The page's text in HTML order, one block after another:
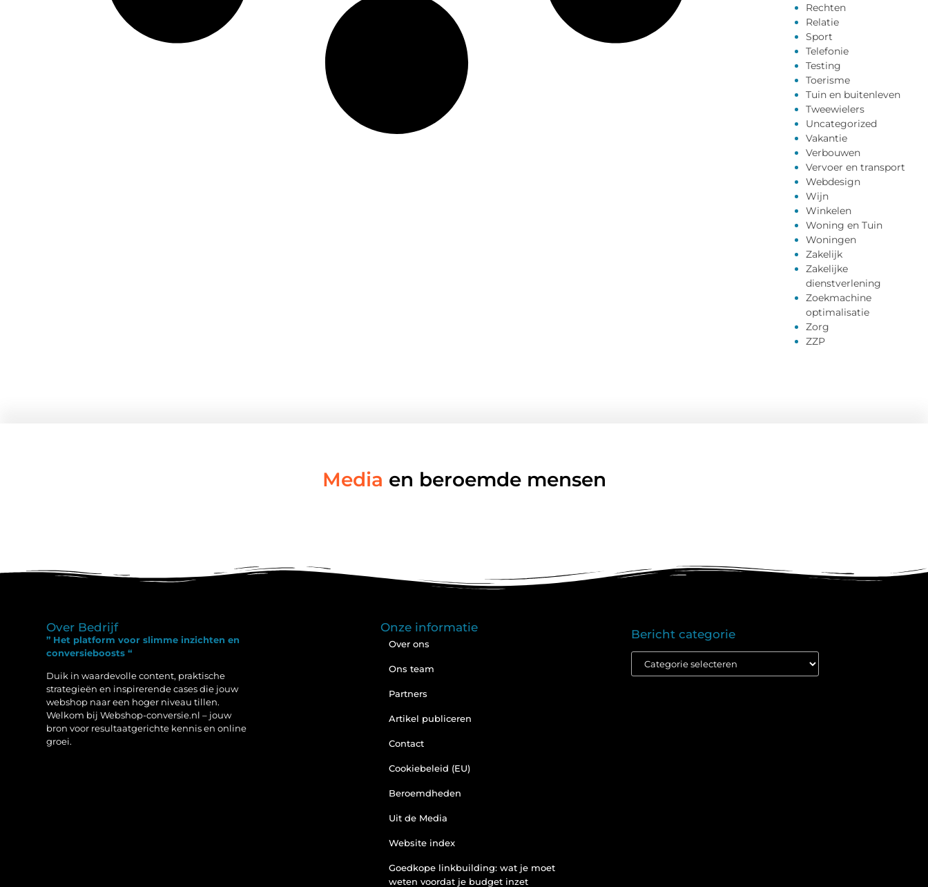
Rechten
Relatie
Sport
Telefonie
Testing
Toerisme
Tuin en buitenleven
Tweewielers
Uncategorized
Vakantie
Verbouwen
Vervoer en transport
Webdesign
Wijn
Winkelen
Woning en Tuin
Woningen
Zakelijk
Zakelijke
dienstverlening
Zoekmachine
optimalisatie
Zorg
ZZP
Media en beroemde mensen
Over Bedrijf
” Het platform voor slimme inzichten en
conversieboosts “
Duik in waardevolle content, praktische
strategieën en inspirerende cases die jouw
webshop naar een hoger niveau tillen.
Welkom bij Webshop-conversie.nl – jouw
bron voor resultaatgerichte kennis en online
groei.
Onze informatie
Over ons
Ons team
Partners
Artikel publiceren
Contact
Cookiebeleid (EU)
Beroemdheden
Uit de Media
Website index
Goedkope linkbuilding: wat je moet
weten voordat je budget inzet
Bericht categorie